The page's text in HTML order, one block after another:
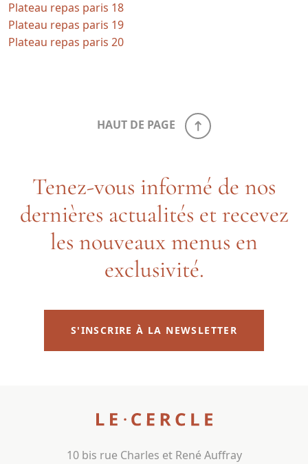
Plateau repas paris 18
Plateau repas paris 19
Plateau repas paris 20
HAUT DE PAGE
Tenez-vous informé de nos
dernières actualités et recevez
les nouveaux menus en
exclusivité.
S'INSCRIRE À LA NEWSLETTER
10 bis rue Charles et René Auffray